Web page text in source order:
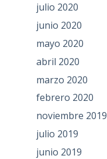
julio 2020
junio 2020
mayo 2020
abril 2020
marzo 2020
febrero 2020
noviembre 2019
julio 2019
junio 2019